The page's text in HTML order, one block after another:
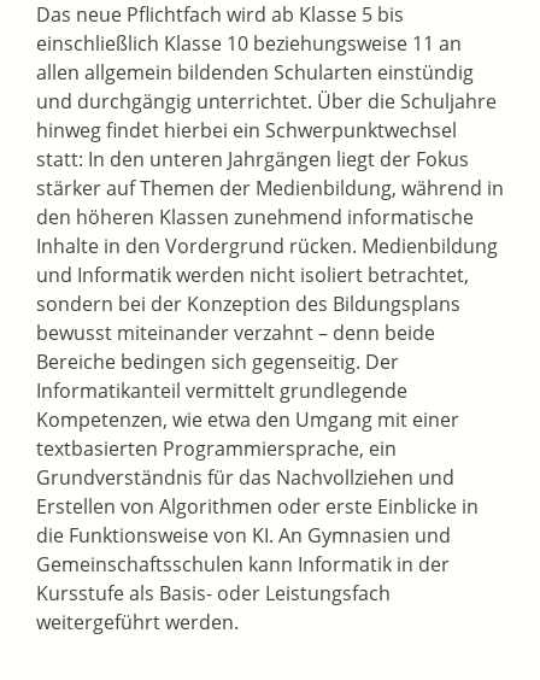
Das neue Pflichtfach wird ab Klasse 5 bis
einschließlich Klasse 10 beziehungsweise 11 an
allen allgemein bildenden Schularten einstündig
und durchgängig unterrichtet. Über die Schuljahre
hinweg findet hierbei ein Schwerpunktwechsel
statt: In den unteren Jahrgängen liegt der Fokus
stärker auf Themen der Medienbildung, während in
den höheren Klassen zunehmend informatische
Inhalte in den Vordergrund rücken. Medienbildung
und Informatik werden nicht isoliert betrachtet,
sondern bei der Konzeption des Bildungsplans
bewusst miteinander verzahnt – denn beide
Bereiche bedingen sich gegenseitig. Der
Informatikanteil vermittelt grundlegende
Kompetenzen, wie etwa den Umgang mit einer
textbasierten Programmiersprache, ein
Grundverständnis für das Nachvollziehen und
Erstellen von Algorithmen oder erste Einblicke in
die Funktionsweise von KI. An Gymnasien und
Gemeinschaftsschulen kann Informatik in der
Kursstufe als Basis- oder Leistungsfach
weitergeführt werden.